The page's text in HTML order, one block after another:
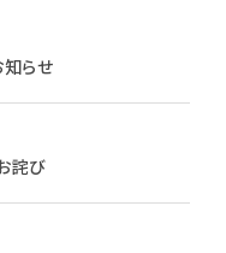
らせ
詫び